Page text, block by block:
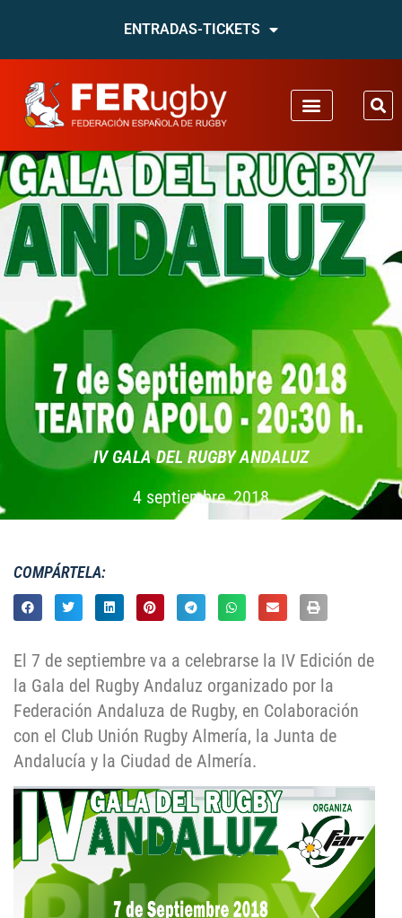
ENTRADAS-TICKETS
IV GALA DEL RUGBY ANDALUZ
4 septiembre, 2018
COMPÁRTELA:
El 7 de septiembre va a celebrarse la IV Edición de
la Gala del Rugby Andaluz organizado por la
Federación Andaluza de Rugby, en Colaboración
con el Club Unión Rugby Almería, la Junta de
Andalucía y la Ciudad de Almería.